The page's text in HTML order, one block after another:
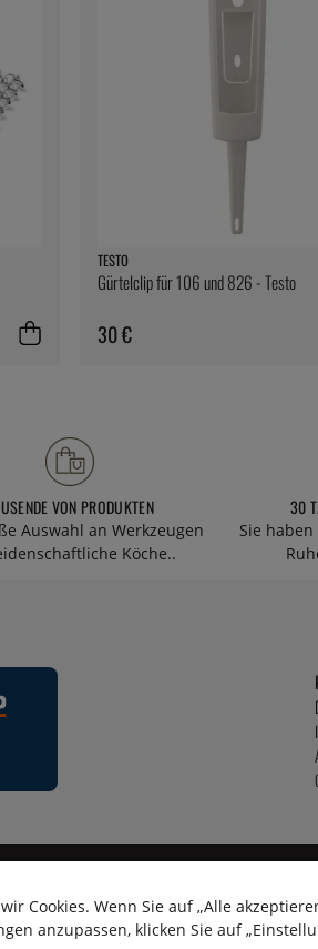
TESTO
Gürtelclip für 106 und 826 - Testo
30 €
VON PRODUKTEN
Auswahl an Werkzeugen
Köche..
30
Sie
Cookies. Wenn Sie auf „Alle
anzupassen, klicken Sie auf